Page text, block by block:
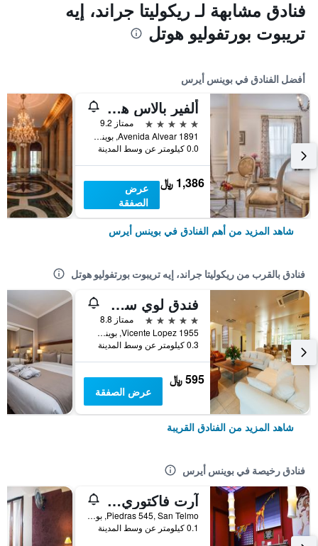
فنادق مشابهة لـ ريكوليتا جراند، إيه
تريبوت بورتفوليو هوتل
أفضل الفنادق في بوينس أيرس
ألفير بالاس هوتل
5 نجوم
ممتاز 9.2
Avenida Alvear 1891, بوينس أيرس, Capital Federal District, الأرجنتين
0.0 كيلومتر عن وسط المدينة
1,386 ﷼
عرض
الصفقة
شاهد المزيد من أهم الفنادق في بوينس أيرس
فنادق بالقرب من ريكوليتا جراند، إيه تريبوت بورتفوليو هوتل
فندق لوي سويتس ريكوليتا
5 نجوم
ممتاز 8.8
Vicente Lopez 1955, بوينس أيرس, Capital Federal District, الأرجنتين
0.3 كيلومتر عن وسط المدينة
595 ﷼
عرض الصفقة
شاهد المزيد من الفنادق القريبة
فنادق رخيصة في بوينس أيرس
آرت فاكتوري سان تيلمو
Piedras 545, San Telmo, بوينس أيرس, Capital Federal District, الأرجنتين
0.1 كيلومتر عن وسط المدينة